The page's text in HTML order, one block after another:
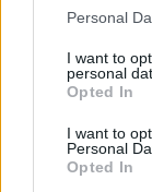
Personal
I want to
personal
Opted In
I want to
Personal
Opted In
Spielaccount
unserem